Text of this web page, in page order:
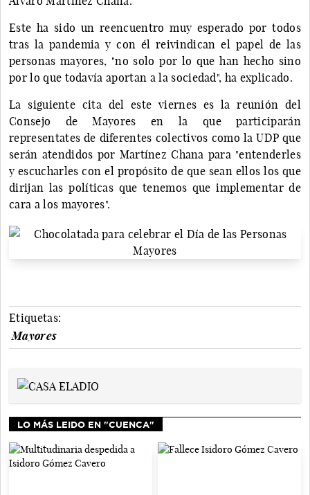
Este ha sido un reencuentro muy esperado por todos
tras la pandemia y con él reivindican el papel de las
personas mayores, "no solo por lo que han hecho sino
por lo que todavía aportan a la sociedad", ha explicado.
La siguiente cita del este viernes es la reunión del
Consejo de Mayores en la que participarán
representates de diferentes colectivos como la UDP que
serán atendidos por Martínez Chana para "entenderles
y escucharles con el propósito de que sean ellos los que
dirijan las políticas que tenemos que implementar de
cara a los mayores".
Etiquetas:
Mayores
LO MÁS LEIDO EN "CUENCA"